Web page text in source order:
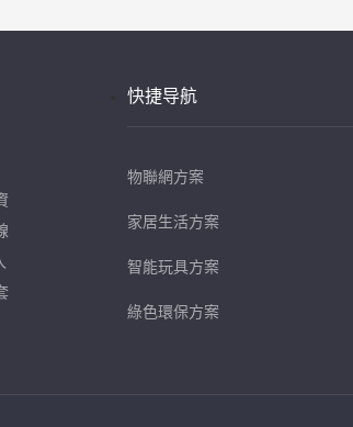
快捷导航
物聯網方案
家居生活方案
智能玩具方案
綠色環保方案